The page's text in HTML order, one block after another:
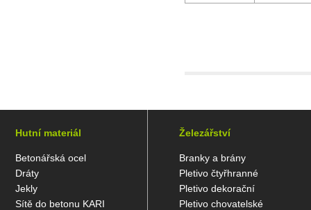
Hutní materiál
Betonářská ocel
Dráty
Jekly
Sítě do betonu KARI
Železářství
Branky a brány
Pletivo čtyřhranné
Pletivo dekorační
Pletivo chovatelské